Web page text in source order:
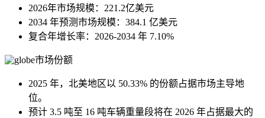
2026年市场规模：221.2亿美元
2034 年预测市场规模：384.1 亿美元
复合年增长率：2026-2034 年 7.10%
市场份额
2025 年，北美地区以 50.33% 的份额占据市场主导地
位。
预计 3.5 吨至 16 吨车辆重量段将在 2026 年占据最大的